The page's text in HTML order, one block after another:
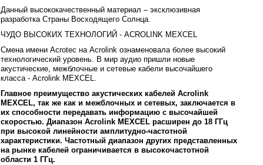
Данный высококачественный материал – эксклюзивная
разработка Страны Восходящего Солнца.
ЧУДО ВЫСОКИХ ТЕХНОЛОГИЙ - ACROLINK MEXCEL
Смена имени Acrotec на Acrolink ознаменовала более высокий
технологический уровень. В мир аудио пришли новые
акустические, межблочные и сетевые кабели высочайшего
класса - Acrolink MEXCEL.
Главное преимущество акустических кабелей Acrolink
MEXCEL, так же как и межблочных и сетевых, заключается в
их способности передавать информацию с высочайшей
скоростью. Диапазон Acrolink MEXCEL расширен до 18 ГГц
при высокой линейности амплитудно-частотной
характеристики. Частотный диапазон других представленных
на рынке кабелей ограничивается в высокочастотной
области 1 ГГц.